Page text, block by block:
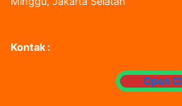
Kontak :
Open